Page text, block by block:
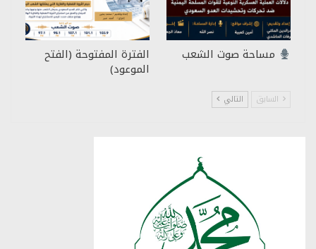
مساحة صوت الشعب الفترة المفتوحة (الفتح
الموعود)
السابق التالي